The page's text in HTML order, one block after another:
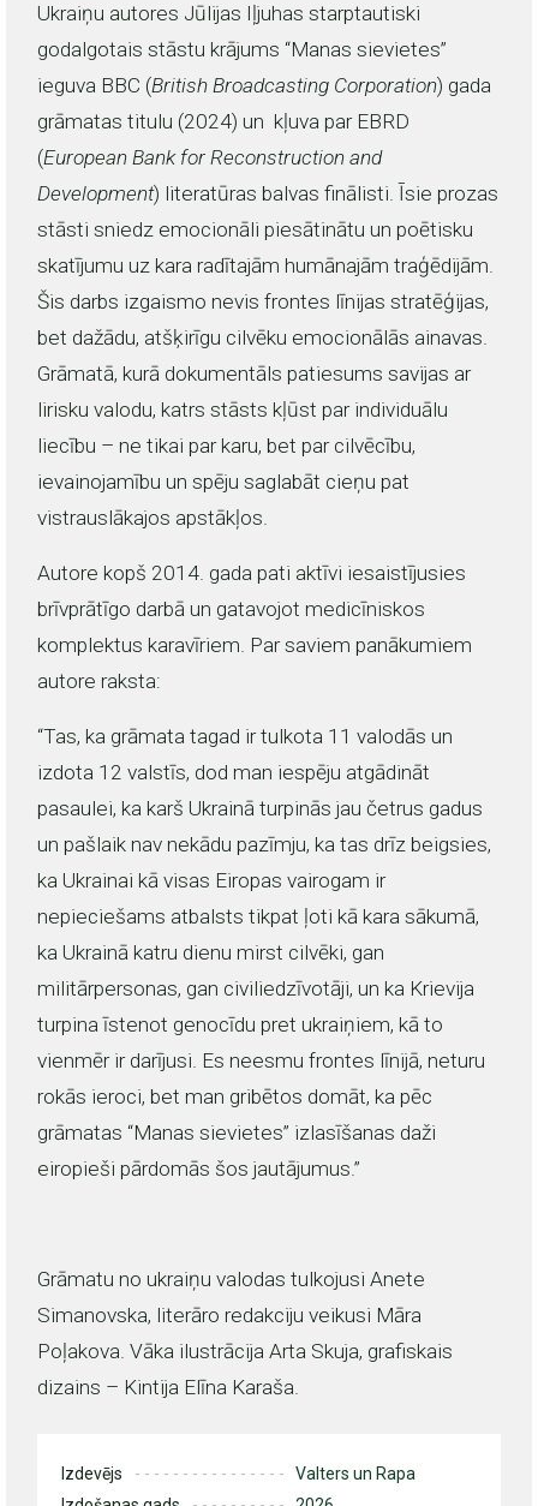
Ukraiņu autores Jūlijas Iļjuhas starptautiski
godalgotais stāstu krājums “Manas sievietes”
ieguva BBC (British Broadcasting Corporation) gada
grāmatas titulu (2024) un kļuva par EBRD
(European Bank for Reconstruction and
Development) literatūras balvas finālisti. Īsie prozas
stāsti sniedz emocionāli piesātinātu un poētisku
skatījumu uz kara radītajām humānajām traģēdijām.
Šis darbs izgaismo nevis frontes līnijas stratēģijas,
bet dažādu, atšķirīgu cilvēku emocionālās ainavas.
Grāmatā, kurā dokumentāls patiesums savijas ar
lirisku valodu, katrs stāsts kļūst par individuālu
liecību – ne tikai par karu, bet par cilvēcību,
ievainojamību un spēju saglabāt cieņu pat
vistrauslākajos apstākļos.
Autore kopš 2014. gada pati aktīvi iesaistījusies
brīvprātīgo darbā un gatavojot medicīniskos
komplektus karavīriem. Par saviem panākumiem
autore raksta:
“Tas, ka grāmata tagad ir tulkota 11 valodās un
izdota 12 valstīs, dod man iespēju atgādināt
pasaulei, ka karš Ukrainā turpinās jau četrus gadus
un pašlaik nav nekādu pazīmju, ka tas drīz beigsies,
ka Ukrainai kā visas Eiropas vairogam ir
nepieciešams atbalsts tikpat ļoti kā kara sākumā,
ka Ukrainā katru dienu mirst cilvēki, gan
militārpersonas, gan civiliedzīvotāji, un ka Krievija
turpina īstenot genocīdu pret ukraiņiem, kā to
vienmēr ir darījusi. Es neesmu frontes līnijā, neturu
rokās ieroci, bet man gribētos domāt, ka pēc
grāmatas “Manas sievietes” izlasīšanas daži
eiropieši pārdomās šos jautājumus.”
Grāmatu no ukraiņu valodas tulkojusi Anete
Simanovska, literāro redakciju veikusi Māra
Poļakova. Vāka ilustrācija Arta Skuja, grafiskais
dizains – Kintija Elīna Karaša.
Izdevējs
Valters un Rapa